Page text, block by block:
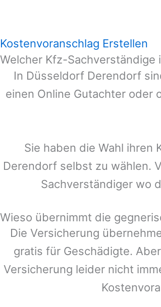
Kostenvoranschlag Erstellen
Welcher Kfz-
In Düsseldorf Derendorf
einen Online Gutachter oder
Sie haben die Wahl ihren
Derendorfselbst zu wählen.
Sachverständiger wo
Wieso übernimmt die
Die Versicherung
gratis für Geschädigte.
Versicherung leider nicht